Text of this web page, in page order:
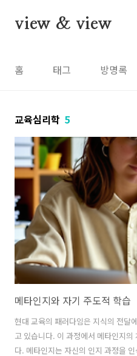
view & view
홈 태그 방명록
교육심리학 5
메타인지와 자기 주도적 학습
현대 교육의 패러다임은 지식의 전달
고 있습니다. 이 과정에서 메타인지의
다. 메타인지는 자신의 인지 과정을